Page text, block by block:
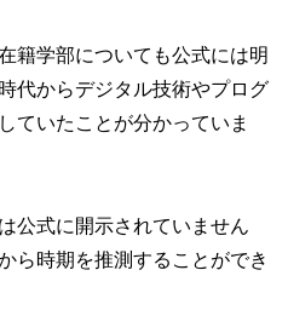
籍学部についても公式には明
代からデジタル技術やプログ
ていたことが分かっていま
公式に開示されていません
ら時期を推測することができ